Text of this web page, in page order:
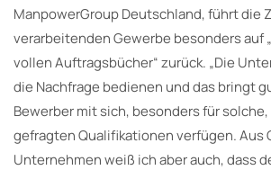
ManpowerGroup Deutschland, führt die
verarbeitenden Gewerbe besonders auf
vollen Auftragsbücher“ zurück. „Die
die Nachfrage bedienen und das bringt
Bewerber mit sich, besonders für
gefragten Qualifikationen verfügen. Aus
Unternehmen weiß ich aber auch, dass